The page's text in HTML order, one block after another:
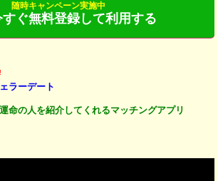
随時キャンペーン実施中
すぐ無料登録して利用する
ラーデート
命の人を紹介してくれるマッチングアプリ